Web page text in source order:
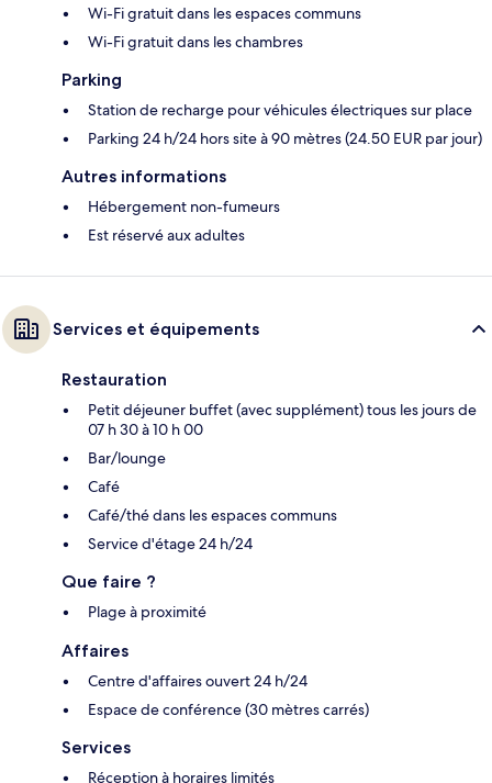
Wi-Fi gratuit dans les espaces communs
Wi-Fi gratuit dans les chambres
Parking
Station de recharge pour véhicules électriques sur place
Parking 24 h/24 hors site à 90 mètres (24.50 EUR par jour)
Autres informations
Hébergement non-fumeurs
Est réservé aux adultes
Services et équipements
Restauration
Petit déjeuner buffet (avec supplément) tous les jours de
07 h 30 à 10 h 00
Bar/lounge
Café
Café/thé dans les espaces communs
Service d'étage 24 h/24
Que faire ?
Plage à proximité
Affaires
Centre d'affaires ouvert 24 h/24
Espace de conférence (30 mètres carrés)
Services
Réception à horaires limités